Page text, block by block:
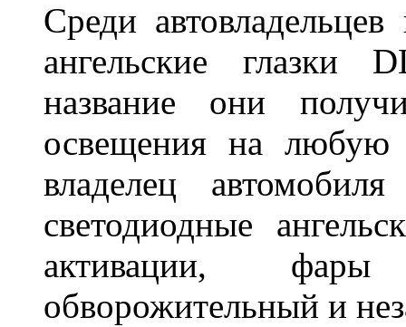
Среди
ангельские глазки
название они
освещения на любую
владелец
светодиодные
активации, фары
обворожительный и